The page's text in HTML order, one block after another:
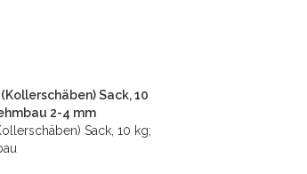
Sack, 10
2-4 mm
Sack, 10 kg;